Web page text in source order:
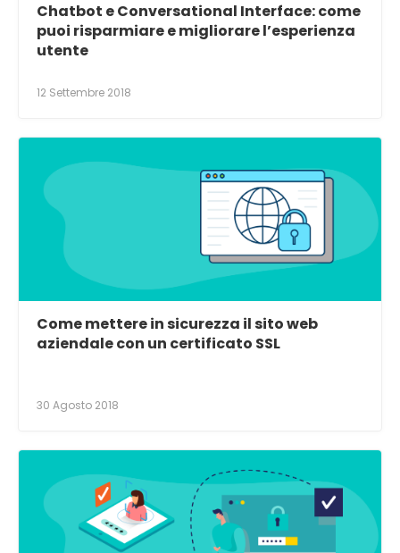
Chatbot e Conversational Interface: come
puoi risparmiare e migliorare l’esperienza
utente
12 Settembre 2018
Come mettere in sicurezza il sito web
aziendale con un certificato SSL
30 Agosto 2018